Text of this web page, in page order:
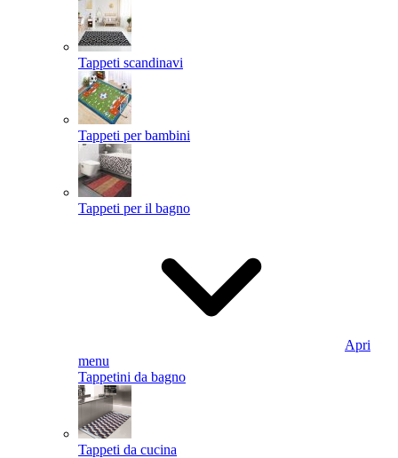
Tappeti scandinavi
Tappeti per bambini
Tappeti per il bagno
Apri
menu
Tappetini da bagno
Tappeti da cucina